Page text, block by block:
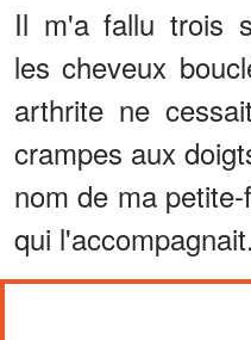
Il m'a fallu trois
les cheveux
arthrite ne
crampes aux
nom de ma
qui l'accompagnait.